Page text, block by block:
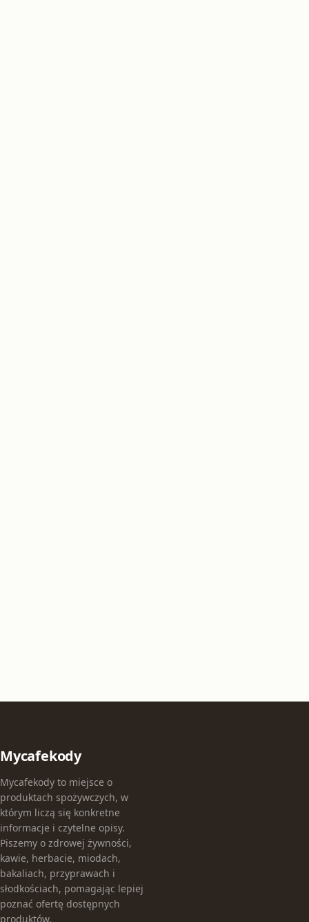
Mycafekody
Mycafekody to miejsce o
produktach spożywczych, w
którym liczą się konkretne
informacje i czytelne opisy.
Piszemy o zdrowej żywności,
kawie, herbacie, miodach,
bakaliach, przyprawach i
słodkościach, pomagając lepiej
poznać ofertę dostępnych
produktów.